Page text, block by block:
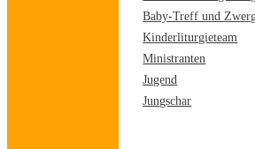
Baby-Treff und
Kinderliturgieteam
Ministranten
Jugend
Jungschar